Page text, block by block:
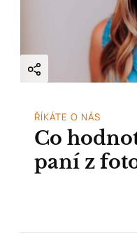
ŘÍKÁTE O NÁS
Co
paní z